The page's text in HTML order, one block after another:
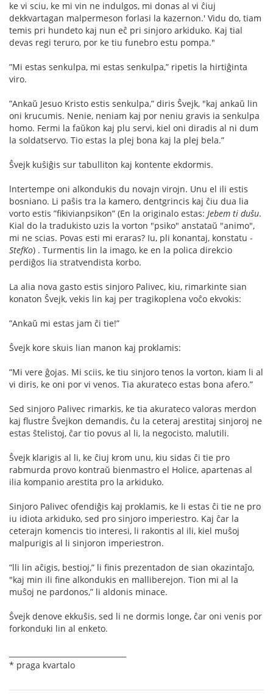
ke vi sciu, ke mi vin ne indulgos, mi donas al vi ĉiuj
dekkvartagan malpermeson forlasi la kazernon.' Vidu do, tiam
temis pri hundeto kaj nun eĉ pri sinjoro arkiduko. Kaj tial
devas regi teruro, por ke tiu funebro estu pompa."
”Mi estas senkulpa, mi estas senkulpa,” ripetis la hirtiĝinta
viro.
”Ankaŭ Jesuo Kristo estis senkulpa,” diris Ŝvejk, "kaj ankaŭ lin
oni krucumis. Nenie, neniam kaj por neniu gravis ia senkulpa
homo. Fermi la faŭkon kaj plu servi, kiel oni diradis al ni dum
la soldatservo. Tio estas la plej bona kaj la plej bela.”
Ŝvejk kuŝiĝis sur tabulliton kaj kontente ekdormis.
lntertempe oni alkondukis du novajn virojn. Unu el ili estis
bosniano. Li paŝis tra la kamero, dentgrincis kaj ĉiu dua lia
vorto estis ”ﬁkivianpsikon” (En la originalo estas: Jebem ti dušu.
Kial do la tradukisto uzis la vorton "psiko" anstataŭ "animo",
mi ne scias. Povas esti mi eraras? Iu, pli konantaj, konstatu -
StefKo) . Turmentis lin la imago, ke en la polica direkcio
perdiĝos lia stratvendista korbo.
La alia nova gasto estis sinjoro Palivec, kiu, rimarkinte sian
konaton Ŝvejk, vekis lin kaj per tragikoplena voĉo ekvokis:
”Ankaŭ mi estas jam ĉi tie!”
Ŝvejk kore skuis lian manon kaj proklamis:
”Mi vere ĝojas. Mi sciis, ke tiu sinjoro tenos la vorton, kiam li al
vi diris, ke oni por vi venos. Tia akurateco estas bona afero.”
Sed sinjoro Palivec rimarkis, ke tia akurateco valoras merdon
kaj flustre Ŝvejkon demandis, ĉu la ceteraj arestitaj sinjoroj ne
estas ŝtelistoj, ĉar tio povus al li, la negocisto, malutili.
Ŝvejk klarigis al li, ke ĉiuj krom unu, kiu sidas ĉi tie pro
rabmurda provo kontraŭ bienmastro el Holice, apartenas al
ilia kompanio arestita pro la arkiduko.
Sinjoro Palivec ofendiĝis kaj proklamis, ke li estas ĉi tie ne pro
iu idiota arkiduko, sed pro sinjoro imperiestro. Kaj ĉar la
ceterajn komencis tio interesi, li rakontis al ili, kiel muŝoj
malpurigis al li sinjoron imperiestron.
”lli lin aĉigis, bestioj,” li ﬁnis prezentadon de sian okazintaĵo,
"kaj min ili ﬁne alkondukis en malliberejon. Tion mi al la
muŝoj ne pardonos,” li aldonis minace.
Ŝvejk denove ekkuŝis, sed li ne dormis longe, ĉar oni venis por
forkonduki lin al enketo.
* praga kvartalo